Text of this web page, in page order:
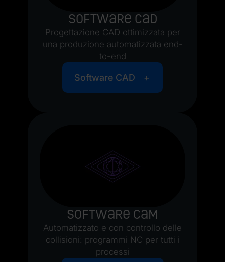
Software CAD
Progettazione CAD ottimizzata per
una produzione automatizzata end-
to-end
Software CAD
Software CAM
Automatizzato e con controllo delle
collisioni: programmi NC per tutti i
processi